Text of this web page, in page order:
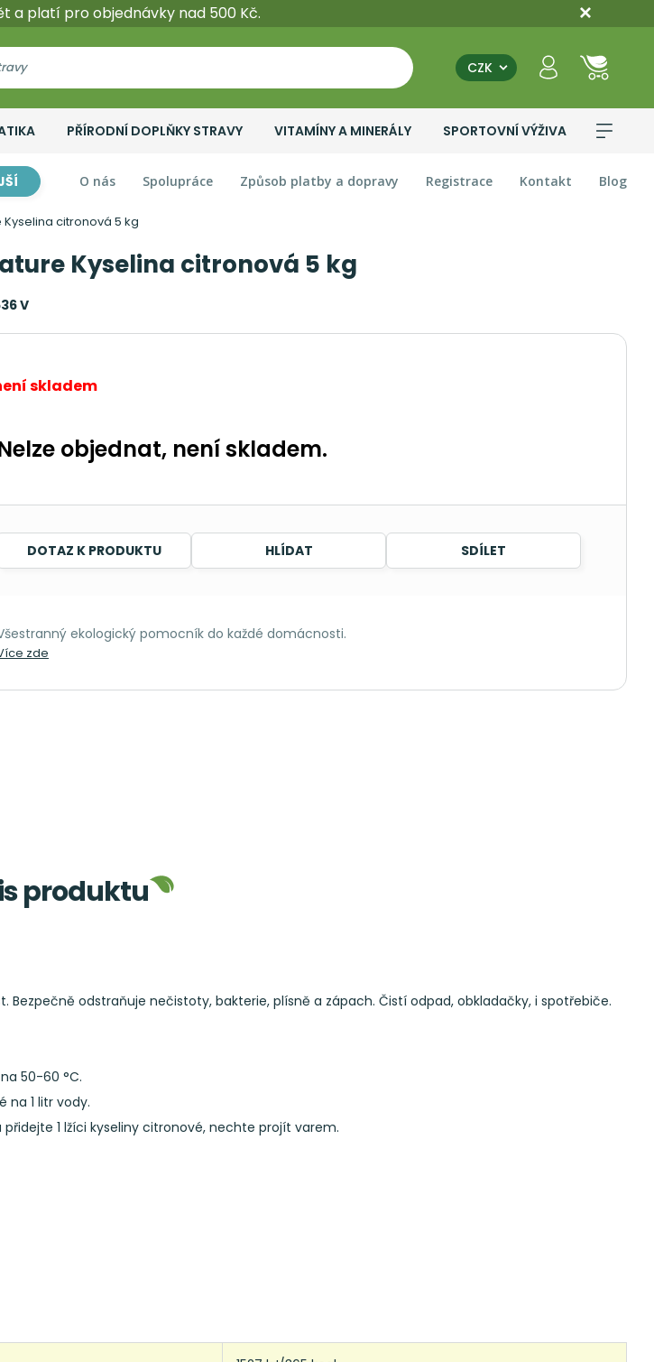
a platí pro objednávky nad 500 Kč.
CZK
PŘÍRODNÍ DOPLŇKY STRAVY VITAMÍNY A MINERÁLY SPORTOVNÍ VÝŽIVA
O nás Spolupráce Způsob platby a dopravy Registrace Kontakt Blog
Kyselina citronová 5 kg
Kyselina citronová 5 kg
V
skladem
objednat, není skladem.
DOTAZ K PRODUKTU HLÍDAT SDÍLET
ekologický pomocník do každé domácnosti.
zde
produktu
odstraňuje nečistoty, bakterie, plísně a zápach. Čistí odpad, obkladačky, i spotřebiče.
50-60 °C.
na 1 litr vody.
1 lžíci kyseliny citronové, nechte projít varem.